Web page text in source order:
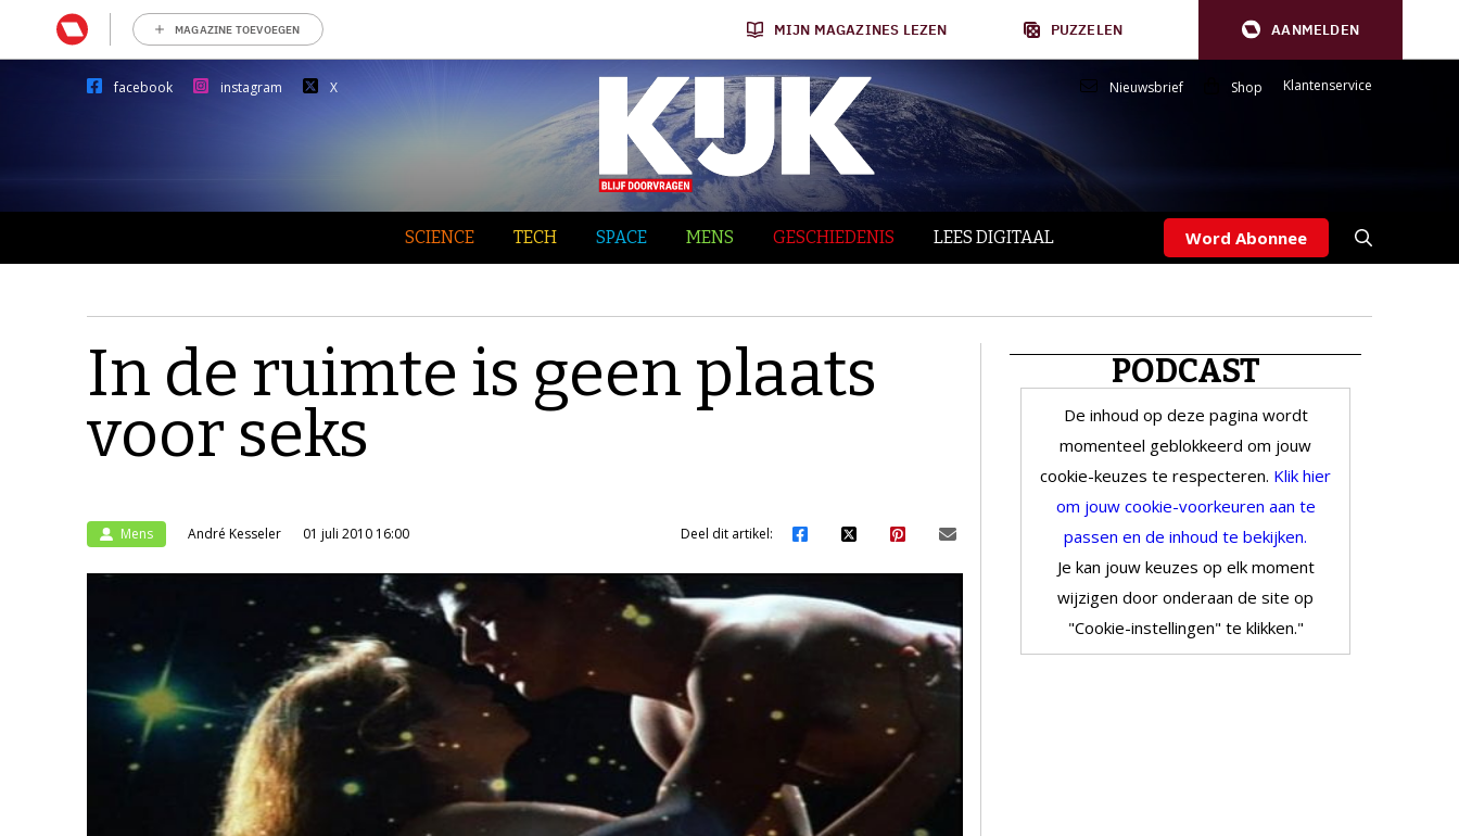
MAGAZINE TOEVOEGEN MIJN MAGAZINES LEZEN PUZZELEN AANMELDEN
facebook instagram X Nieuwsbrief Shop Klantenservice
SCIENCE TECH SPACE MENS GESCHIEDENIS LEES DIGITAAL Word Abonnee
In de ruimte is geen plaats
voor seks
Mens André Kesseler 01 juli 2010 16:00 Deel dit artikel:
PODCAST
De inhoud op deze pagina wordt
momenteel geblokkeerd om jouw
cookie-keuzes te respecteren. Klik hier
om jouw cookie-voorkeuren aan te
passen en de inhoud te bekijken.
Je kan jouw keuzes op elk moment
wijzigen door onderaan de site op
"Cookie-instellingen" te klikken."